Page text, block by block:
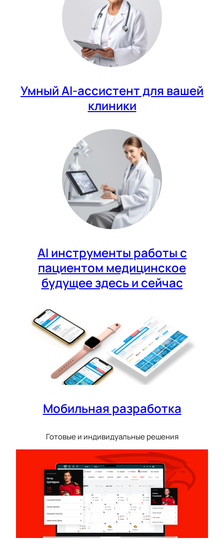
Умный AI-ассистент для вашей
клиники
AI инструменты работы с
пациентом медицинское
будущее здесь и сейчас
Мобильная разработка
Готовые и индивидуальные решения